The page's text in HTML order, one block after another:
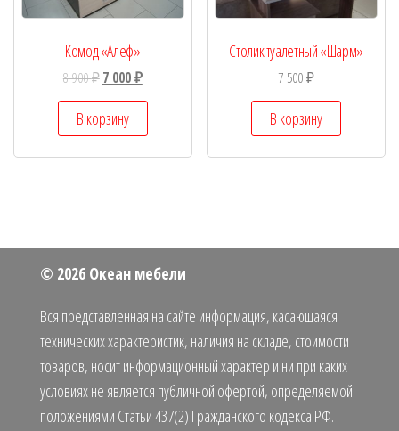
Комод «Алеф»
8 900₽7 000₽
В корзину
Столик туалетный «Шарм»
7 500₽
В корзину
© 2026 Океан мебели
Вся представленная на сайте информация, касающаяся
технических характеристик, наличия на складе, стоимости
товаров, носит информационный характер и ни при каких
условиях не является публичной офертой, определяемой
положениями Статьи 437(2) Гражданского кодекса РФ.